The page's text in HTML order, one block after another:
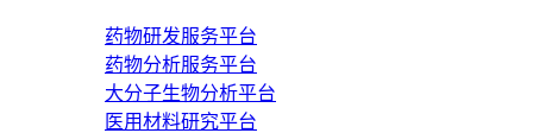
药物研发服务平台
药物分析服务平台
大分子生物分析平台
医用材料研究平台